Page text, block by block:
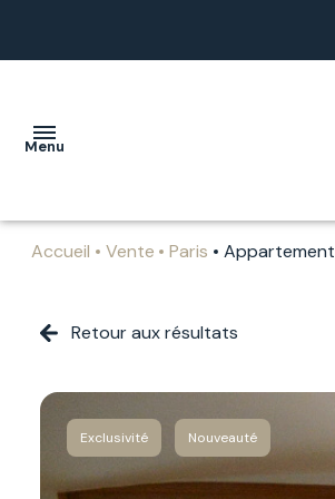
Menu
ACHETER
ESTIMER
NOTRE
Accueil Vente Paris Appartement
Retour aux résultats
Exclusivité Nouveauté